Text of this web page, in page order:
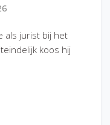
als jurist bij het
koos hij